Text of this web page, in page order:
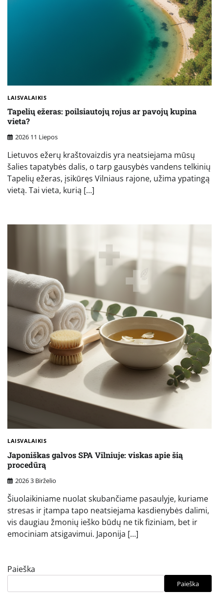
LAISVALAIKIS
Tapelių ežeras: poilsiautojų rojus ar pavojų kupina
vieta?
2026 11 Liepos
Lietuvos ežerų kraštovaizdis yra neatsiejama mūsų
šalies tapatybės dalis, o tarp gausybės vandens telkinių
Tapelių ežeras, įsikūręs Vilniaus rajone, užima ypatingą
vietą. Tai vieta, kurią […]
LAISVALAIKIS
Japoniškas galvos SPA Vilniuje: viskas apie šią
procedūrą
2026 3 Birželio
Šiuolaikiniame nuolat skubančiame pasaulyje, kuriame
stresas ir įtampa tapo neatsiejama kasdienybės dalimi,
vis daugiau žmonių ieško būdų ne tik fiziniam, bet ir
emociniam atsigavimui. Japonija […]
Paieška
Paieška